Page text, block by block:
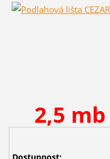
2,5